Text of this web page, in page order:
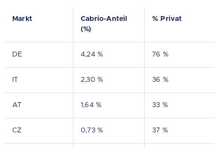
Markt
Cabrio-Anteil
(%)
% Privat
DE 4,24 % 76 %
2,30 % 36 %
AT 1,64 % 33 %
CZ 0,73 % 37 %